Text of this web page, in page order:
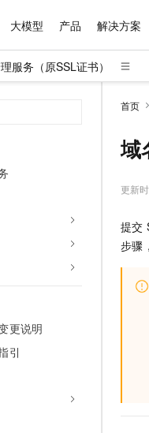
大模型 产品 解决方案
服务（原SSL证书）
更说明
引
首页
域
更新时
提交
步骤
千问
能看、
精选产
大模型服
多元化
无影云电
随时随
云解析DNS
云原生
面向分
精选解
企业级
快速拥
普惠上
云服务
推荐新
云工开物
高校专
免费试用
解决方
最高领
1亿+ 大
产品定
了解云
云上
管理和优
精选商
多端小
观测云
Tuya 物
蓝凌 OA
AI空中
成为销
咨询伙伴
销售
无影生
AI 大模
售前咨
售后服
自助服务
在线服务
工单服务
短信专区
为什么
技术领先
分析师
研究报告